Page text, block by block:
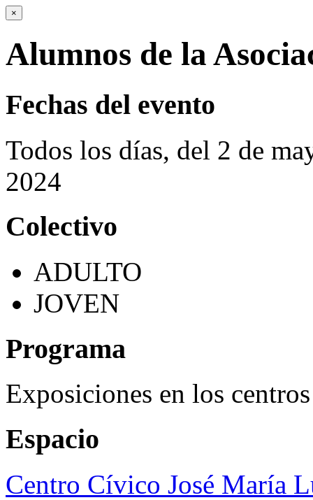
×
Alumnos de la
Fechas del evento
Todos los días, del 2 de
2024
Colectivo
ADULTO
JOVEN
Programa
Exposiciones en los
Espacio
Centro Cívico José María